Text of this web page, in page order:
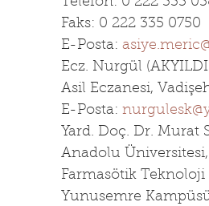
Faks: 0 222 335 0750
E-Posta:
Ecz. Nurgül
Asil Eczanesi,
E-Posta:
Yard. Doç. Dr. Murat
Anadolu Üniversitesi,
Farmasötik Teknoloji
Yunusemre